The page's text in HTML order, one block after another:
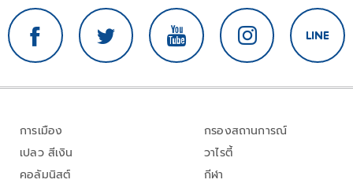
การเมือง
เปลว สีเงิน
คอลัมนิสต์
กรองสถานการณ์
วาไรตี้
กีฬา